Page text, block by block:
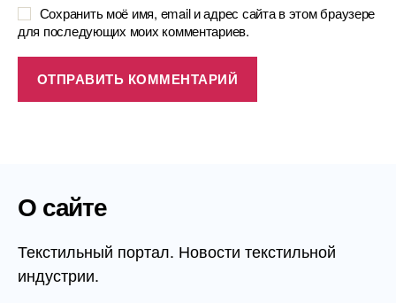
Сохранить моё имя, email и адрес сайта в этом браузере
для последующих моих комментариев.
О сайте
Текстильный портал. Новости текстильной
индустрии.